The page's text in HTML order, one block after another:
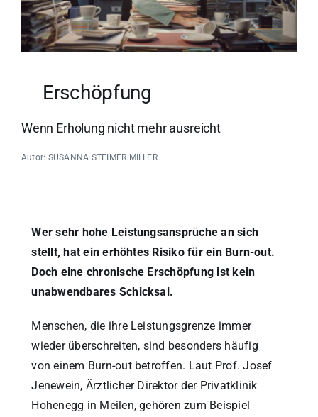
Erschöpfung
Wenn Erholung nicht mehr ausreicht
Autor: SUSANNA STEIMER MILLER
Wer sehr hohe Leistungsansprüche an sich
stellt, hat ein erhöhtes Risiko für ein Burn-out.
Doch eine chronische Erschöpfung ist kein
unabwendbares Schicksal.
Menschen, die ihre Leistungsgrenze immer
wieder überschreiten, sind besonders häufig
von einem Burn-out betroffen. Laut Prof. Josef
Jenewein, Ärztlicher Direktor der Privatklinik
Hohenegg in Meilen, gehören zum Beispiel